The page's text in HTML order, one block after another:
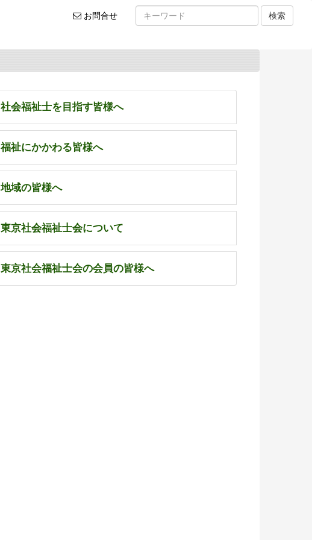
検索
お問合せお
合
社会福祉士を目指す皆様へ
福祉にかかわる皆様へ
地域の皆様へ
東京社会福祉士会について
東京社会福祉士会の会員の皆様へ